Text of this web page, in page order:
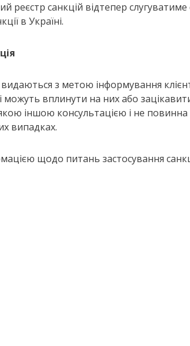
реєстр санкцій відтепер
в Україні.
з метою інформування
можуть вплинути на них або
іншою консультацією і не повинна
випадках.
щодо питань застосування